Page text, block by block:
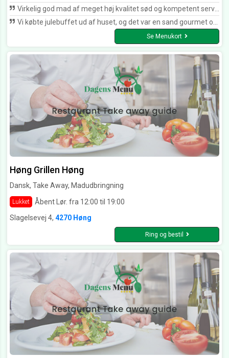
Virkelig god mad af meget høj kvalitet sød og kompetent servering med et glimt i øjet det kan kun anbefales
Vi købte julebuffet ud af huset, og det var en sand gourmet oplevelse. Maden (i rigelige mængder) var perfekt tilberedt og smagte helt fantastisk. Det er ikke sidste gang, vi skal have mad fra/på Elmely Kro, - det kan varmt anbefales. Pia Agerbo - Holbæk
Se Menukort
Høng Grillen Høng
Dansk, Take Away, Madudbringning
Lukket
Åbent Lør. fra 12:00 til 19:00
Slagelsevej 4, 4270 Høng
Ring og bestil